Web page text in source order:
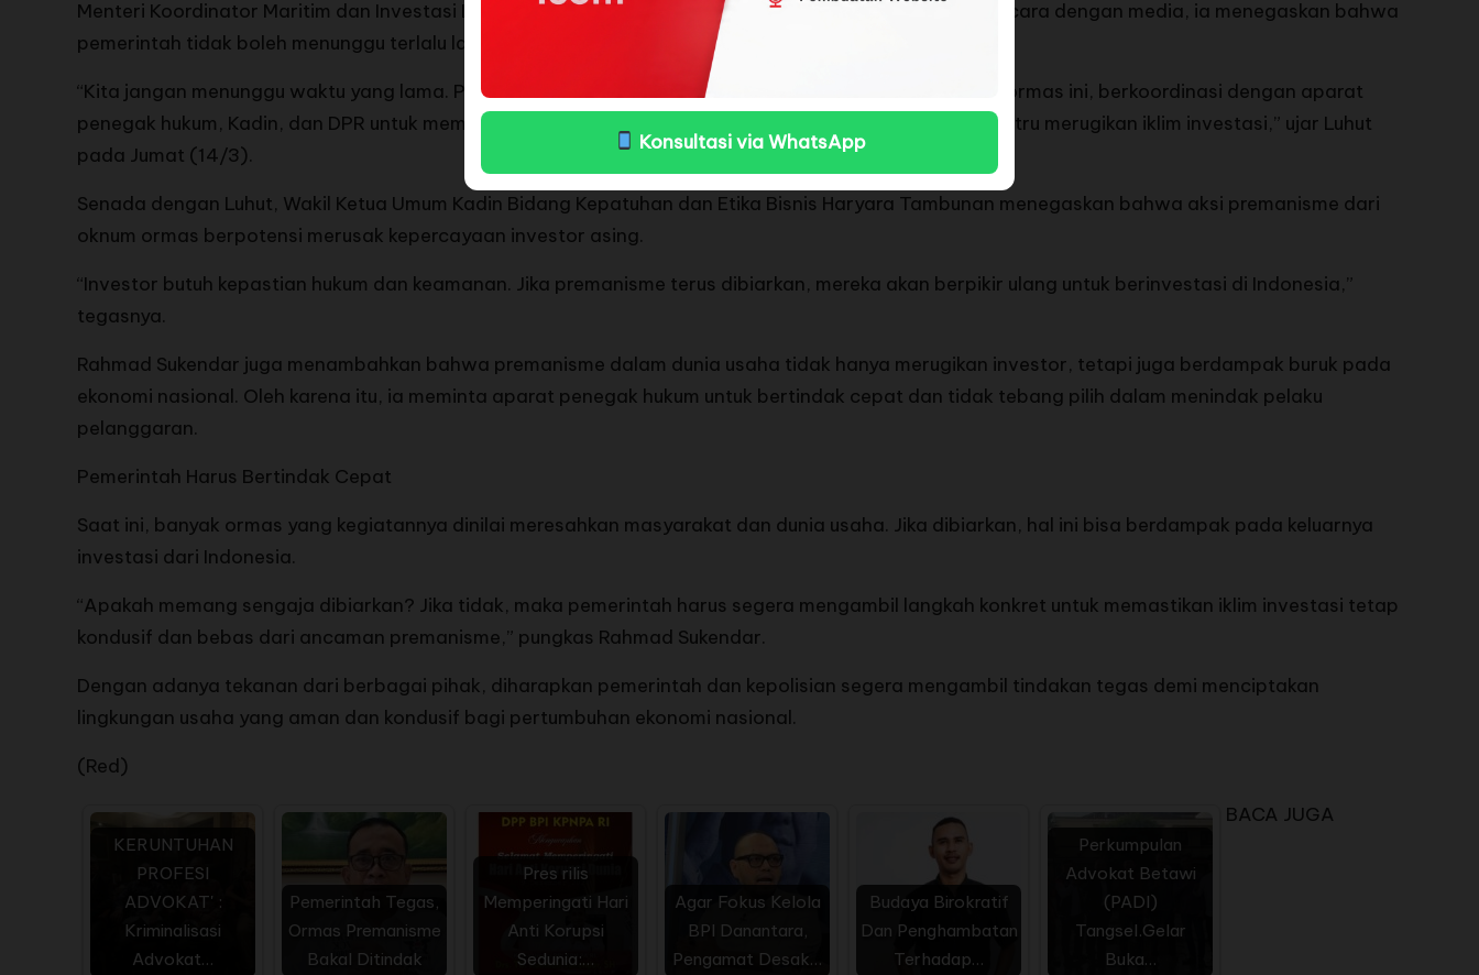
Konsultasi via WhatsApp
Menteri Koordinator Maritim dan Investasi Luhut Binsar Pandjaitan juga menyoroti hal ini. Dalam wawancara dengan media, ia menegaskan bahwa
pemerintah tidak boleh menunggu terlalu lama untuk bertindak.
“Kita jangan menunggu waktu yang lama. Pemerintah harus segera mengkaji ulang keberadaan ormas-ormas ini, berkoordinasi dengan aparat
penegak hukum, Kadin, dan DPR untuk memilah mana yang benar-benar bermanfaat dan mana yang justru merugikan iklim investasi,” ujar Luhut
pada Jumat (14/3).
Senada dengan Luhut, Wakil Ketua Umum Kadin Bidang Kepatuhan dan Etika Bisnis Haryara Tambunan menegaskan bahwa aksi premanisme dari
oknum ormas berpotensi merusak kepercayaan investor asing.
“Investor butuh kepastian hukum dan keamanan. Jika premanisme terus dibiarkan, mereka akan berpikir ulang untuk berinvestasi di Indonesia,”
tegasnya.
Rahmad Sukendar juga menambahkan bahwa premanisme dalam dunia usaha tidak hanya merugikan investor, tetapi juga berdampak buruk pada
ekonomi nasional. Oleh karena itu, ia meminta aparat penegak hukum untuk bertindak cepat dan tidak tebang pilih dalam menindak pelaku
pelanggaran.
Pemerintah Harus Bertindak Cepat
Saat ini, banyak ormas yang kegiatannya dinilai meresahkan masyarakat dan dunia usaha. Jika dibiarkan, hal ini bisa berdampak pada keluarnya
investasi dari Indonesia.
“Apakah memang sengaja dibiarkan? Jika tidak, maka pemerintah harus segera mengambil langkah konkret untuk memastikan iklim investasi tetap
kondusif dan bebas dari ancaman premanisme,” pungkas Rahmad Sukendar.
Dengan adanya tekanan dari berbagai pihak, diharapkan pemerintah dan kepolisian segera mengambil tindakan tegas demi menciptakan
lingkungan usaha yang aman dan kondusif bagi pertumbuhan ekonomi nasional.
(Red)
BACA JUGA
KERUNTUHAN
PROFESI
ADVOKAT' :
Kriminalisasi
Advokat…
Pemerintah Tegas,
Ormas Premanisme
Bakal Ditindak
Pres rilis
Memperingati Hari
Anti Korupsi
Sedunia:…
Agar Fokus Kelola
BPI Danantara,
Pengamat Desak…
Budaya Birokratif
Dan Penghambatan
Terhadap…
Perkumpulan
Advokat Betawi
(PADI)
Tangsel.Gelar
Buka…